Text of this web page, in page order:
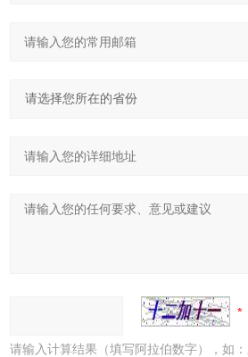
请输入计算结果（填写阿拉伯数字），如